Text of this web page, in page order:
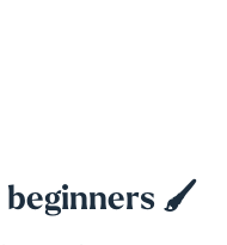
beginners 🖌️